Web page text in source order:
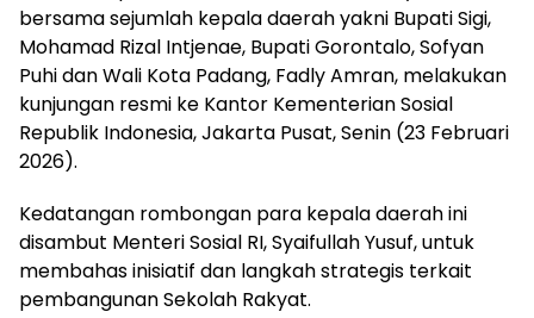
bersama sejumlah kepala daerah yakni Bupati Sigi,
Mohamad Rizal Intjenae, Bupati Gorontalo, Sofyan
Puhi dan Wali Kota Padang, Fadly Amran, melakukan
kunjungan resmi ke Kantor Kementerian Sosial
Republik Indonesia, Jakarta Pusat, Senin (23 Februari
2026).
Kedatangan rombongan para kepala daerah ini
disambut Menteri Sosial RI, Syaifullah Yusuf, untuk
membahas inisiatif dan langkah strategis terkait
pembangunan Sekolah Rakyat.